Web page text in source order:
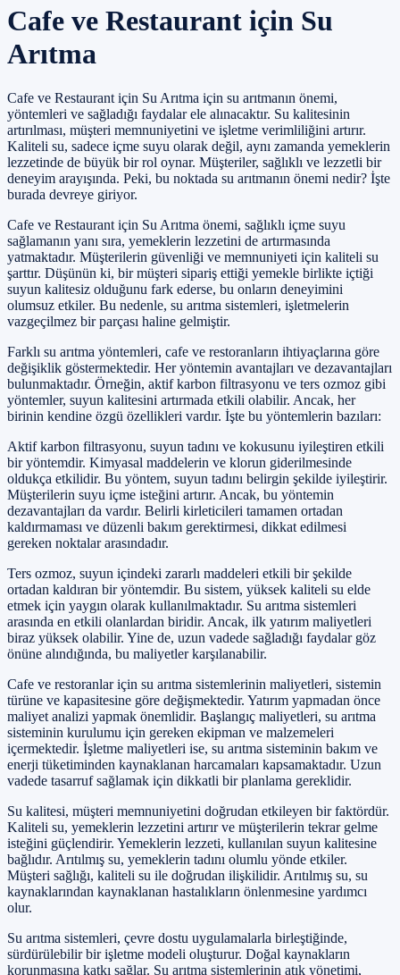
Cafe ve Restaurant için Su
Arıtma
Cafe ve Restaurant için Su Arıtma için su arıtmanın önemi,
yöntemleri ve sağladığı faydalar ele alınacaktır. Su kalitesinin
artırılması, müşteri memnuniyetini ve işletme verimliliğini artırır.
Kaliteli su, sadece içme suyu olarak değil, aynı zamanda yemeklerin
lezzetinde de büyük bir rol oynar. Müşteriler, sağlıklı ve lezzetli bir
deneyim arayışında. Peki, bu noktada su arıtmanın önemi nedir? İşte
burada devreye giriyor.
Cafe ve Restaurant için Su Arıtma önemi, sağlıklı içme suyu
sağlamanın yanı sıra, yemeklerin lezzetini de artırmasında
yatmaktadır. Müşterilerin güvenliği ve memnuniyeti için kaliteli su
şarttır. Düşünün ki, bir müşteri sipariş ettiği yemekle birlikte içtiği
suyun kalitesiz olduğunu fark ederse, bu onların deneyimini
olumsuz etkiler. Bu nedenle, su arıtma sistemleri, işletmelerin
vazgeçilmez bir parçası haline gelmiştir.
Farklı su arıtma yöntemleri, cafe ve restoranların ihtiyaçlarına göre
değişiklik göstermektedir. Her yöntemin avantajları ve dezavantajları
bulunmaktadır. Örneğin, aktif karbon filtrasyonu ve ters ozmoz gibi
yöntemler, suyun kalitesini artırmada etkili olabilir. Ancak, her
birinin kendine özgü özellikleri vardır. İşte bu yöntemlerin bazıları:
Aktif karbon filtrasyonu, suyun tadını ve kokusunu iyileştiren etkili
bir yöntemdir. Kimyasal maddelerin ve klorun giderilmesinde
oldukça etkilidir. Bu yöntem, suyun tadını belirgin şekilde iyileştirir.
Müşterilerin suyu içme isteğini artırır. Ancak, bu yöntemin
dezavantajları da vardır. Belirli kirleticileri tamamen ortadan
kaldırmaması ve düzenli bakım gerektirmesi, dikkat edilmesi
gereken noktalar arasındadır.
Ters ozmoz, suyun içindeki zararlı maddeleri etkili bir şekilde
ortadan kaldıran bir yöntemdir. Bu sistem, yüksek kaliteli su elde
etmek için yaygın olarak kullanılmaktadır. Su arıtma sistemleri
arasında en etkili olanlardan biridir. Ancak, ilk yatırım maliyetleri
biraz yüksek olabilir. Yine de, uzun vadede sağladığı faydalar göz
önüne alındığında, bu maliyetler karşılanabilir.
Cafe ve restoranlar için su arıtma sistemlerinin maliyetleri, sistemin
türüne ve kapasitesine göre değişmektedir. Yatırım yapmadan önce
maliyet analizi yapmak önemlidir. Başlangıç maliyetleri, su arıtma
sisteminin kurulumu için gereken ekipman ve malzemeleri
içermektedir. İşletme maliyetleri ise, su arıtma sisteminin bakım ve
enerji tüketiminden kaynaklanan harcamaları kapsamaktadır. Uzun
vadede tasarruf sağlamak için dikkatli bir planlama gereklidir.
Su kalitesi, müşteri memnuniyetini doğrudan etkileyen bir faktördür.
Kaliteli su, yemeklerin lezzetini artırır ve müşterilerin tekrar gelme
isteğini güçlendirir. Yemeklerin lezzeti, kullanılan suyun kalitesine
bağlıdır. Arıtılmış su, yemeklerin tadını olumlu yönde etkiler.
Müşteri sağlığı, kaliteli su ile doğrudan ilişkilidir. Arıtılmış su, su
kaynaklarından kaynaklanan hastalıkların önlenmesine yardımcı
olur.
Su arıtma sistemleri, çevre dostu uygulamalarla birleştiğinde,
sürdürülebilir bir işletme modeli oluşturur. Doğal kaynakların
korunmasına katkı sağlar. Su arıtma sistemlerinin atık yönetimi,